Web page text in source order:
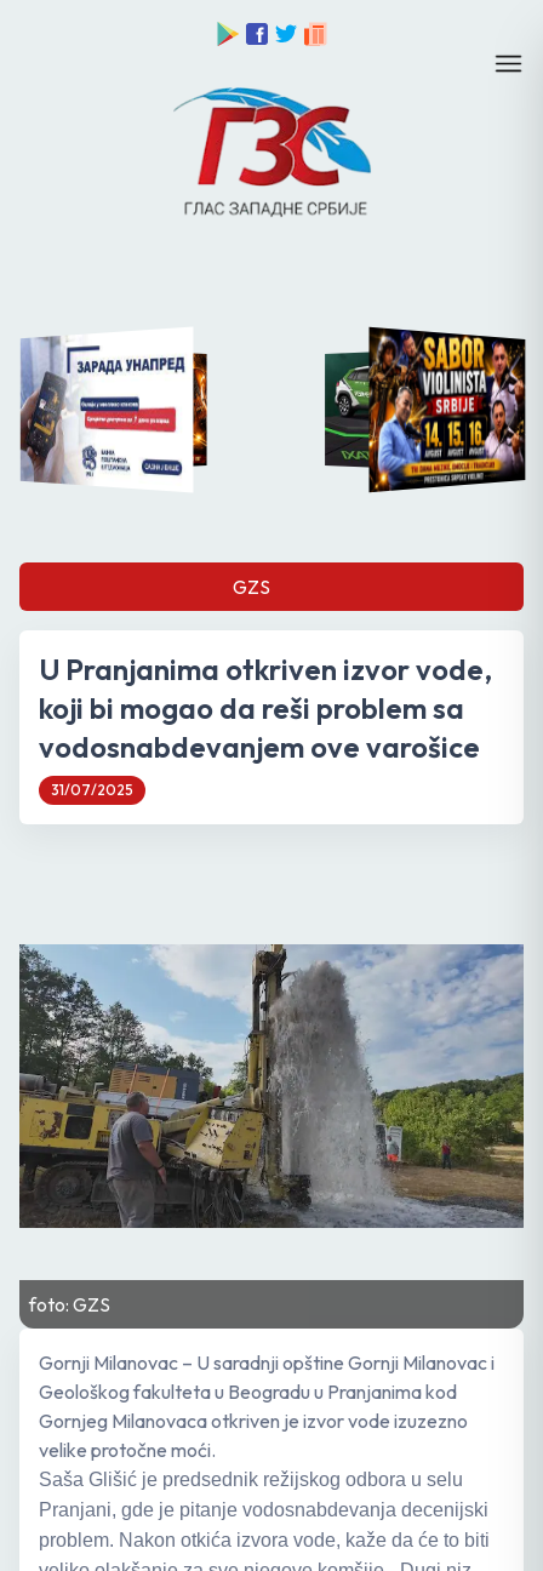
GZS
U Pranjanima otkriven izvor vode,
koji bi mogao da reši problem sa
vodosnabdevanjem ove varošice
31/07/2025
foto: GZS
Gornji Milanovac – U saradnji opštine Gornji Milanovac i
Geološkog fakulteta u Beogradu u Pranjanima kod
Gornjeg Milanovaca otkriven je izvor vode izuzezno
velike protočne moći.
Saša Glišić je predsednik režijskog odbora u selu
Pranjani, gde je pitanje vodosnabdevanja decenijski
problem. Nakon otkića izvora vode, kaže da će to biti